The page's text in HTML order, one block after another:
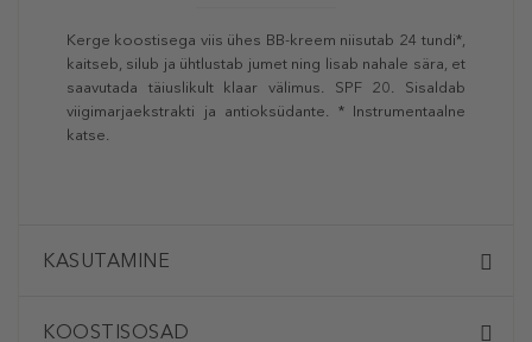
Kerge koostisega viis ühes BB-kreem niisutab 24 tundi*,
kaitseb, silub ja ühtlustab jumet ning lisab nahale sära, et
saavutada täiuslikult klaar välimus. SPF 20. Sisaldab
viigimarjaekstrakti ja antioksüdante. * Instrumentaalne
katse.
KASUTAMINE
KOOSTISOSAD